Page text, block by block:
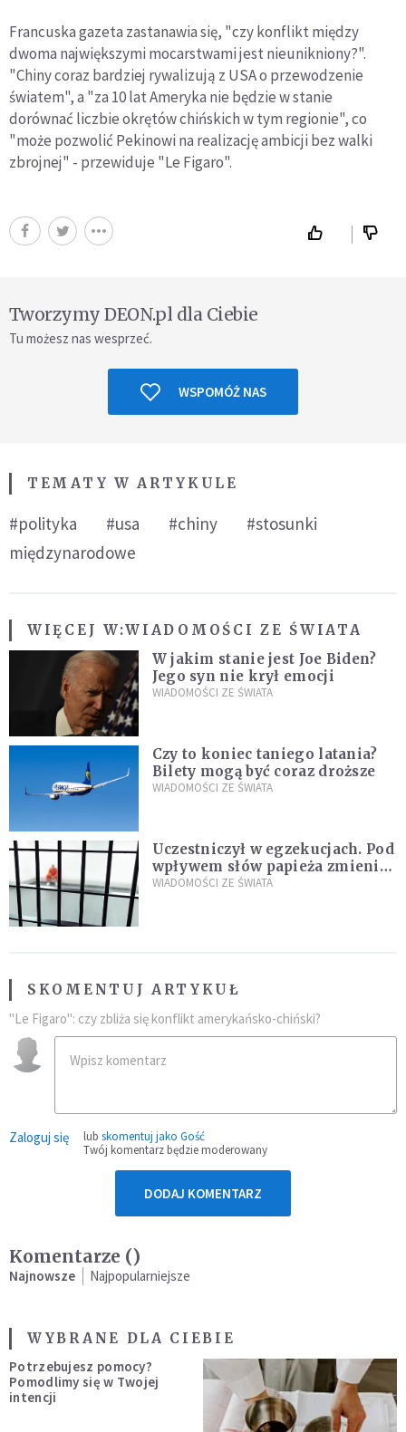
Francuska gazeta zastanawia się, "czy konflikt między
dwoma największymi mocarstwami jest nieunikniony?".
"Chiny coraz bardziej rywalizują z USA o przewodzenie
światem", a "za 10 lat Ameryka nie będzie w stanie
dorównać liczbie okrętów chińskich w tym regionie", co
"może pozwolić Pekinowi na realizację ambicji bez walki
zbrojnej" - przewiduje "Le Figaro".
Tworzymy DEON.pl dla Ciebie
Tu możesz nas wesprzeć.
WSPOMÓŻ NAS
TEMATY W ARTYKULE
#polityka #usa #chiny
#stosunki
międzynarodowe
WIĘCEJ W:WIADOMOŚCI ZE ŚWIATA
W jakim stanie jest Joe Biden?
Jego syn nie krył emocji
WIADOMOŚCI ZE ŚWIATA
Czy to koniec taniego latania?
Bilety mogą być coraz droższe
WIADOMOŚCI ZE ŚWIATA
Uczestniczył w egzekucjach. Pod
wpływem słów papieża zmienił
zdanie
WIADOMOŚCI ZE ŚWIATA
SKOMENTUJ ARTYKUŁ
"Le Figaro": czy zbliża się konflikt amerykańsko-chiński?
Zaloguj się lub skomentuj jako Gość
Twój komentarz będzie moderowany
DODAJ KOMENTARZ
Komentarze ()
Najnowsze Najpopularniejsze
WYBRANE DLA CIEBIE
Potrzebujesz pomocy?
Pomodlimy się w Twojej
intencji